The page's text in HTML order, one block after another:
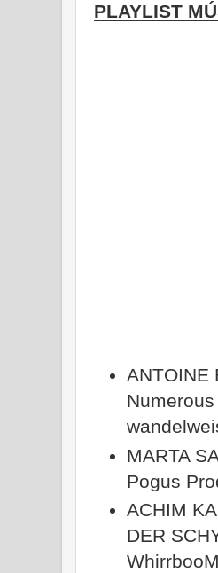
PLAYLIST
ANTOINE
MARTA
Pogus
ACHIM
DER